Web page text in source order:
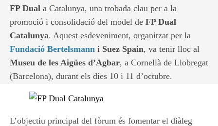
FP Dual a Catalunya, una trobada clau per a la
promoció i consolidació del model de FP Dual
Catalunya. Aquest esdeveniment, organitzat per la
Fundació Bertelsmann i Suez Spain, va tenir lloc al
Museu de les Aigües d’Agbar, a Cornellà de Llobregat
(Barcelona), durant els dies 10 i 11 d’octubre.
L’objectiu principal del fòrum és fomentar el diàleg